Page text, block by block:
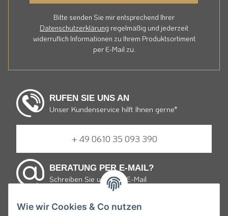
Bitte senden Sie mir entsprechend Ihrer
Datenschutzerklärungregelmäßig und jederzeit
widerruflich Informationen zu Ihrem Produktsortiment
per E-Mail zu.
RUFEN SIE UNS AN
Unser Kundenservice hilft Ihnen gerne*
+ 49 0610 35 093 390
BERATUNG PER E-MAIL?
Schreiben Sie uns eine E-Mail
E-mail schreiben
Wie wir Cookies & Co nutzen